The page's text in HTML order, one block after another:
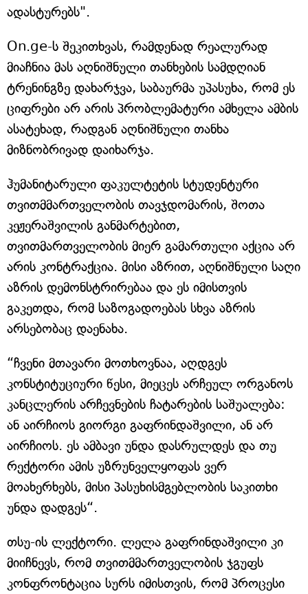
ადასტურებს".
On.ge-ს შეკითხვას, რამდენად რეალურად
მიაჩნია მას აღნიშნული თანხების სამდღიან
ტრენინგზე დახარჯვა, საბაურმა უპასუხა, რომ ეს
ციფრები არ არის პრობლემატური ამხელა ამბის
ასატეხად, რადგან აღნიშნული თანხა
მიზნობრივად დაიხარჯა.
ჰუმანიტარული ფაკულტეტის სტუდენტური
თვითმმართველობის თავჯდომარის, შოთა
კეჟერაშვილის განმარტებით,
თვითმართველობის მიერ გამართული აქცია არ
არის კონტრაქცია. მისი აზრით, აღნიშნული საღი
აზრის დემონსტრირებაა და ეს იმისთვის
გაკეთდა, რომ საზოგადოებას სხვა აზრის
არსებობაც დაენახა.
“ჩვენი მთავარი მოთხოვნაა, აღდგეს
კონსტიტუციური წესი, მიეცეს არჩეულ ორგანოს
კანცლერის არჩევნების ჩატარების საშუალება:
ან აირჩიოს გიორგი გაფრინდაშვილი, ან არ
აირჩიოს. ეს ამბავი უნდა დასრულდეს და თუ
რექტორი ამის უზრუნველყოფას ვერ
მოახერხებს, მისი პასუხისმგებლობის საკითხი
უნდა დადგეს“.
თსუ-ის ლექტორი. ლელა გაფრინდაშვილი კი
მიიჩნევს, რომ თვითმმართველობის ჯგუფს
კონფრონტაცია სურს იმისთვის, რომ პროცესი